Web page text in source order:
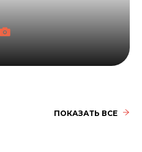
ПОКАЗАТЬ ВСЕ